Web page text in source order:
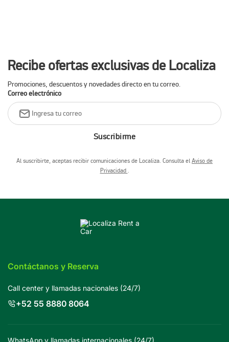
Recibe ofertas exclusivas de Localiza
Promociones, descuentos y novedades directo en tu correo.
Correo electrónico
Suscribirme
Al suscribirte, aceptas recibir comunicaciones de Localiza. Consulta el Aviso de
Privacidad .
Contáctanos y Reserva
Call center y llamadas nacionales (24/7)
+52 55 8880 8064
WhatsApp y llamadas internacionales (24/7)